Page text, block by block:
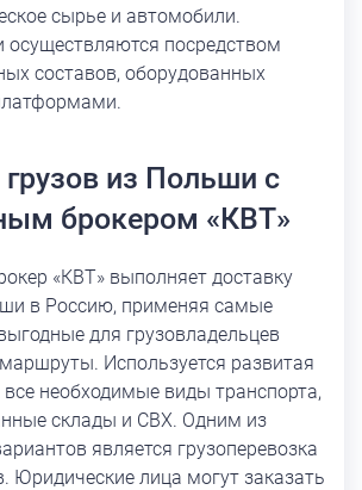
сырье и автомобили.
осуществляются посредством
составов, оборудованных
из Польши с
брокером «КВТ»
«КВТ» выполняет доставку
в Россию, применяя самые
для грузовладельцев
Используется развитая
все необходимые виды транспорта,
склады и СВХ. Одним из
является грузоперевозка
Юридические лица могут заказать